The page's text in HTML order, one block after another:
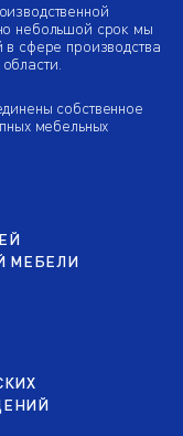
небольшой срок мы
в сфере производства
собственное
мебельных
МЕБЕЛИ